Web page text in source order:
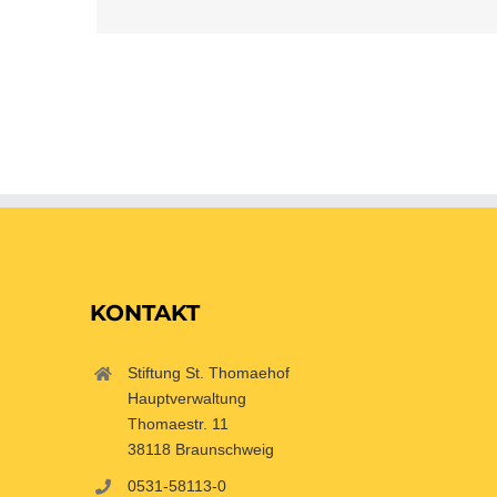
KONTAKT
Stiftung St. Thomaehof
Hauptverwaltung
Thomaestr. 11
38118 Braunschweig
0531-58113-0